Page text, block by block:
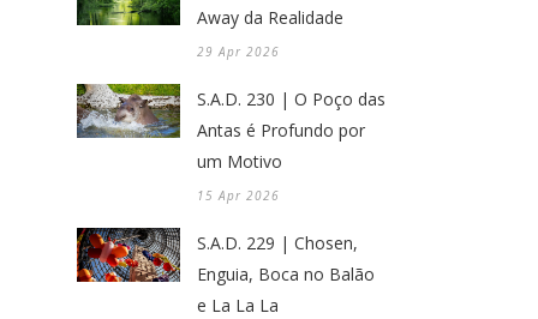
Away da Realidade
29 Apr 2026
S.A.D. 230 | O Poço das
Antas é Profundo por
um Motivo
15 Apr 2026
S.A.D. 229 | Chosen,
Enguia, Boca no Balão
e La La La